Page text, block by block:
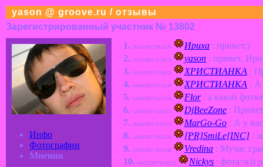
yason @ groove.ru / отзывы
Зарегистрированный участник № 13802
Инфо
Фотографии
Мнения
1. 28/01/2007 09:35:26 Ириха : привет;)
2. 31/01/2007 12:46:23 yason : привет,
3. 04/04/2007 07:09:53 ХРИСТИАНКА :
4. 04/04/2007 07:10:39 ХРИСТИАНКА : А
5. 14/04/2007 01:21:55 Flor: а какой
6. 14/04/2007 13:02:25 DjBeeZone :
7. 20/04/2007 22:05:11 MarGo-Go : А у
8. 23/04/2007 13:53:34 [PR]SmiLe[INC] :
9. 24/04/2007 18:01:40 Vredina : Мучас
10. 04/05/2007 02:48:13 Nickys : фота=к))